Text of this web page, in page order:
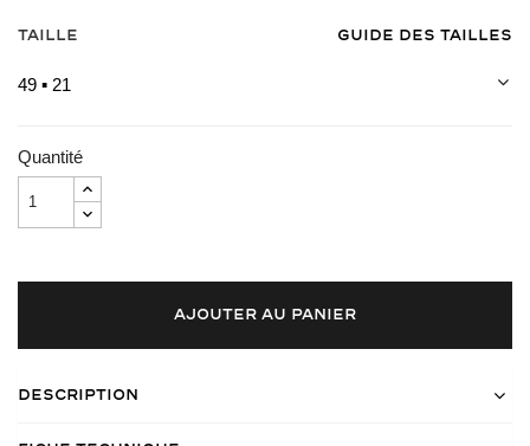
Taille Guide des tailles
49 ▪ 21
Quantité
AJOUTER AU PANIER
Description